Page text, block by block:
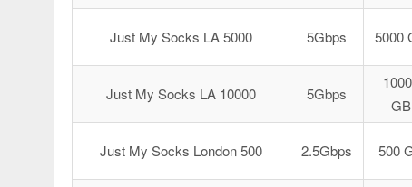
Just My Socks LA 5000 5Gbps 5000
Just My Socks LA 10000 5Gbps
GB
Just My Socks London 500 2.5Gbps 500